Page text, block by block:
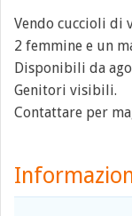
Vendo cuccioli di
2 femmine e un
Disponibili da
Genitori visibili.
Contattare per